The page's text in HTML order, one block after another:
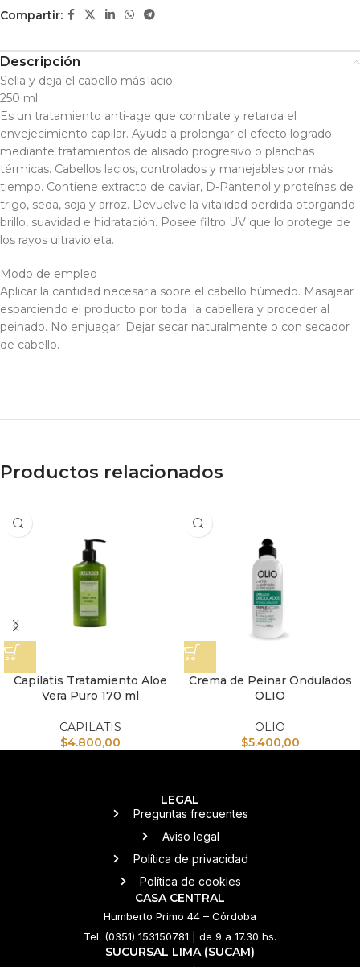
Compartir:
Descripción
Sella y deja el cabello más lacio
250 ml
Es un tratamiento anti-age que combate y retarda el
envejecimiento capilar. Ayuda a prolongar el efecto logrado
mediante tratamientos de alisado progresivo o planchas
térmicas. Cabellos lacios, controlados y manejables por más
tiempo. Contiene extracto de caviar, D-Pantenol y proteínas de
trigo, seda, soja y arroz. Devuelve la vitalidad perdida otorgando
brillo, suavidad e hidratación. Posee filtro UV que lo protege de
los rayos ultravioleta.
Modo de empleo
Aplicar la cantidad necesaria sobre el cabello húmedo. Masajear
esparciendo el producto por toda la cabellera y proceder al
peinado. No enjuagar. Dejar secar naturalmente o con secador
de cabello.
Productos relacionados
Capilatis Tratamiento Aloe
Vera Puro 170 ml
CAPILATIS
$4.800,00
Crema de Peinar Ondulados
OLIO
OLIO
$5.400,00
LEGAL
Preguntas frecuentes
Aviso legal
Política de privacidad
Política de cookies
CASA CENTRAL
Humberto Primo 44 – Córdoba
Tel. (0351) 153150781 | de 9 a 17.30 hs.
SUCURSAL LIMA (SUCAM)